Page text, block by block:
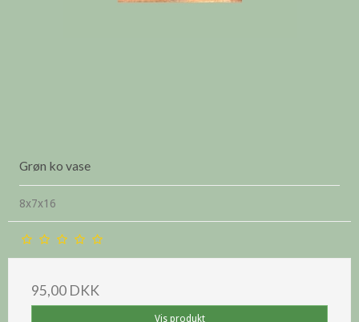
Grøn ko vase
8x7x16
95,00 DKK
Vis produkt